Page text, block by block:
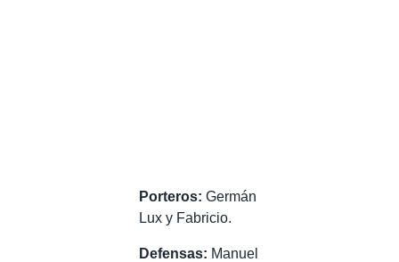
Porteros: Germán
Lux y Fabricio.
Defensas: Manuel